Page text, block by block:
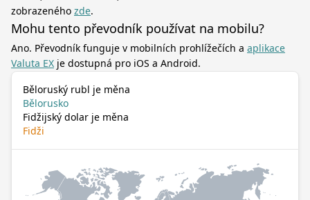
zobrazeného zde.
Mohu tento převodník používat na mobilu?
Ano. Převodník funguje v mobilních prohlížečích a aplikace
Valuta EX je dostupná pro iOS a Android.
Běloruský rubl je měna
Bělorusko
Fidžijský dolar je měna
Fidži